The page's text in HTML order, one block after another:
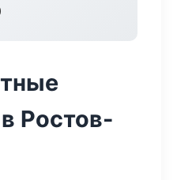
Ростов-